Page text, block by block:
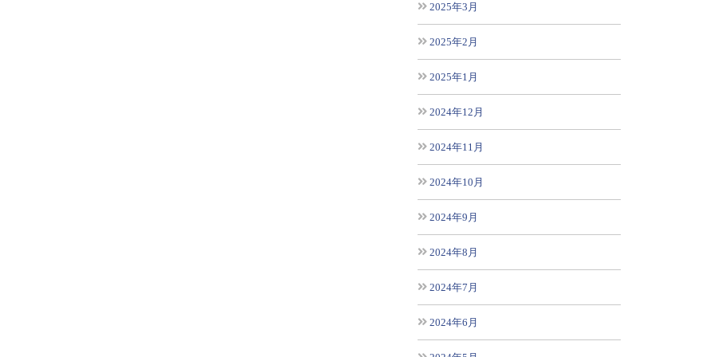
2025年3月
2025年2月
2025年1月
2024年12月
2024年11月
2024年10月
2024年9月
2024年8月
2024年7月
2024年6月